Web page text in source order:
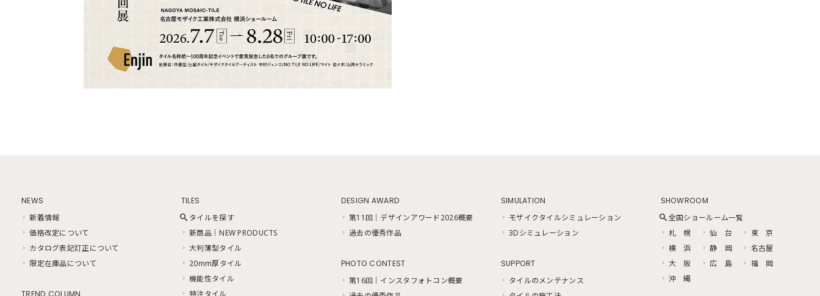
NEWS
新着情報
価格改定について
カタログ表記訂正について
限定在庫品について
TREND COLUMN
TILES
タイルを探す
新商品｜NEW PRODUCTS
大判薄型タイル
20mm厚タイル
機能性タイル
特注タイル
DESIGN AWARD
第11回｜デザインアワード2026概要
過去の優秀作品
PHOTO CONTEST
第16回｜インスタフォトコン概要
SIMULATION
モザイクタイルシミュレーション
3Dシミュレーション
SUPPORT
タイルのメンテナンス
SHOWROOM
全国ショールーム一覧
札 幌
仙 台
東 京
横 浜
静 岡
名古屋
大 阪
広 島
福 岡
沖 縄